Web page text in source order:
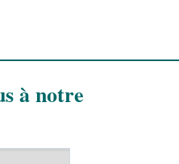
à notre